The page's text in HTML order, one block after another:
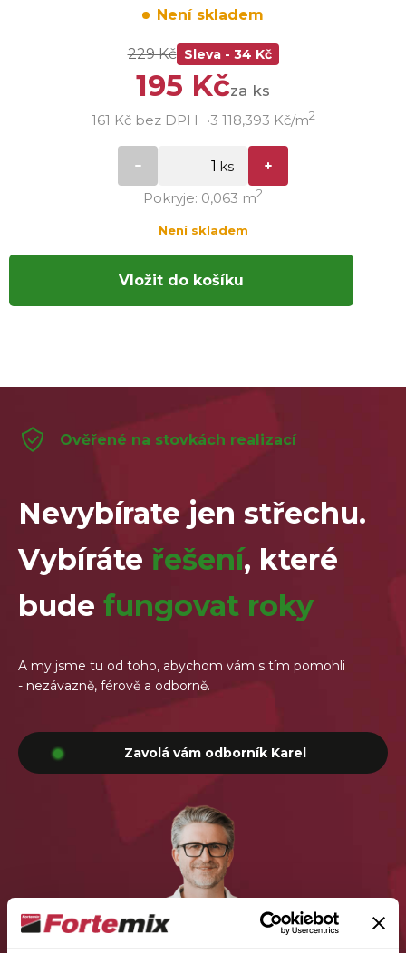
Není skladem
229 Kč Sleva - 34 Kč
195 Kčza ks
161 Kč bez DPH 3 118,393 Kč/m2
Pokryje: 0,063 m2
Není skladem
Vložit do košíku
Ověřené na stovkách realizací
Nevybírate jen střechu.
Vybíráte řešení, které
bude fungovat roky
A my jsme tu od toho, abychom vám s tím pomohli
- nezávazně, férově a odborně.
Zavolá vám odborník Karel